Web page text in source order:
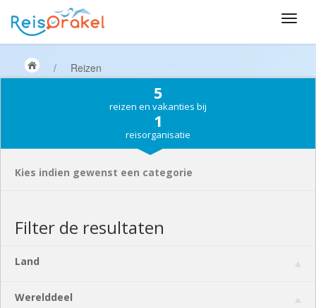
/ Reizen
5
reizen en vakanties bij
1
reisorganisatie
Kies indien gewenst een categorie
Filter de resultaten
Land
Werelddeel